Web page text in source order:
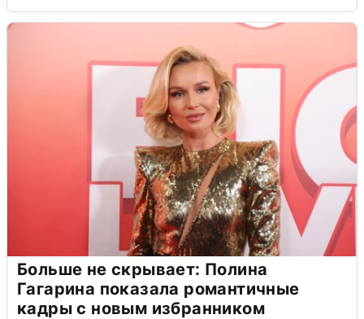
Больше не скрывает: Полина
Гагарина показала романтичные
кадры с новым избранником